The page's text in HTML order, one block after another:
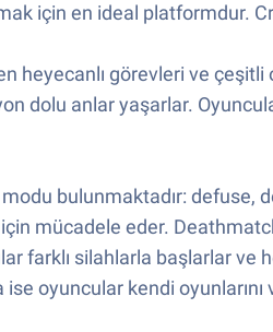
için en ideal platformdur.
heyecanlı görevleri ve
dolu anlar yaşarlar.
bulunmaktadır:
mücadele eder.
farklı silahlarla başlarlar ve
oyuncular kendi oyunlarını